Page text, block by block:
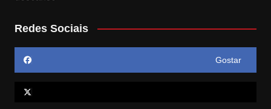
Redes Sociais
Gostar